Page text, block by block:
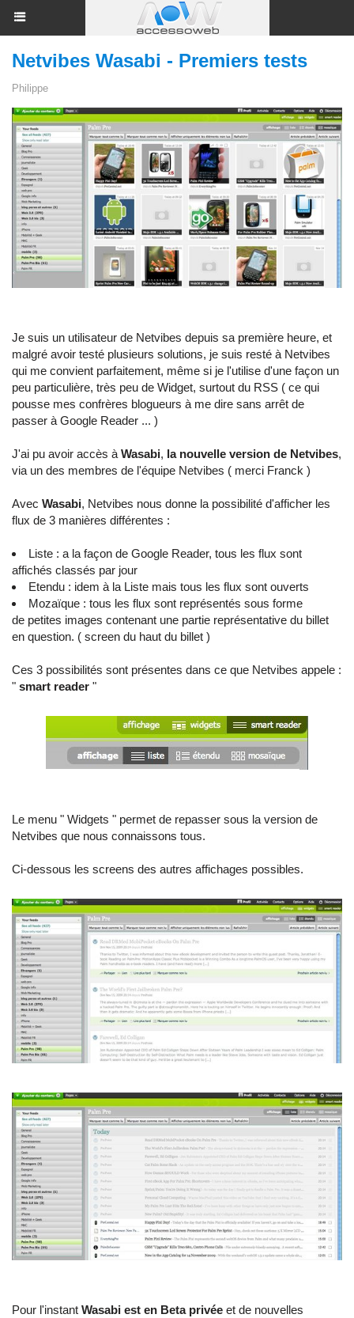
Netvibes Wasabi - Premiers tests
Philippe
Je suis un utilisateur de Netvibes depuis sa première heure, et
malgré avoir testé plusieurs solutions, je suis resté à Netvibes
qui me convient parfaitement, même si je l'utilise d'une façon un
peu particulière, très peu de Widget, surtout du RSS ( ce qui
pousse mes confrères blogueurs à me dire sans arrêt de
passer à Google Reader ... )
J'ai pu avoir accès à Wasabi, la nouvelle version de Netvibes,
via un des membres de l'équipe Netvibes ( merci Franck )
Avec Wasabi, Netvibes nous donne la possibilité d'afficher les
flux de 3 manières différentes :
Liste : a la façon de Google Reader, tous les flux sont
affichés classés par jour
Etendu : idem à la Liste mais tous les flux sont ouverts
Mozaïque : tous les flux sont représentés sous forme
de petites images contenant une partie représentative du billet
en question. ( screen du haut du billet )
Ces 3 possibilités sont présentes dans ce que Netvibes appele :
" smart reader "
Le menu " Widgets " permet de repasser sous la version de
Netvibes que nous connaissons tous.
Ci-dessous les screens des autres affichages possibles.
Pour l'instant Wasabi est en Beta privée et de nouvelles